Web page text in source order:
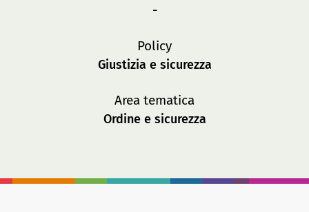
-
Policy
Giustizia e sicurezza
Area tematica
Ordine e sicurezza